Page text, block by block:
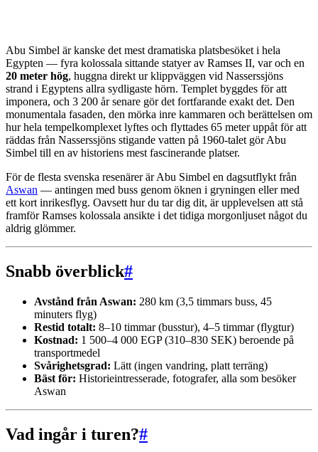
Abu Simbel är kanske det mest dramatiska platsbesöket i hela
Egypten — fyra kolossala sittande statyer av Ramses II, var och en
20 meter hög, huggna direkt ur klippväggen vid Nasserssjöns
strand i Egyptens allra sydligaste hörn. Templet byggdes för att
imponera, och 3 200 år senare gör det fortfarande exakt det. Den
monumentala fasaden, den mörka inre kammaren och berättelsen om
hur hela tempelkomplexet lyftes och flyttades 65 meter uppåt för att
räddas från Nasserssjöns stigande vatten på 1960-talet gör Abu
Simbel till en av historiens mest fascinerande platser.
För de flesta svenska resenärer är Abu Simbel en dagsutflykt från
Aswan — antingen med buss genom öknen i gryningen eller med
ett kort inrikesflyg. Oavsett hur du tar dig dit, är upplevelsen att stå
framför Ramses kolossala ansikte i det tidiga morgonljuset något du
aldrig glömmer.
Snabb överblick#
Avstånd från Aswan: 280 km (3,5 timmars buss, 45
minuters flyg)
Restid totalt: 8–10 timmar (busstur), 4–5 timmar (flygtur)
Kostnad: 1 500–4 000 EGP (310–830 SEK) beroende på
transportmedel
Svårighetsgrad: Lätt (ingen vandring, platt terräng)
Bäst för: Historieintresserade, fotografer, alla som besöker
Aswan
Vad ingår i turen?#